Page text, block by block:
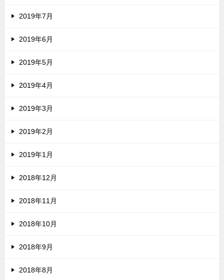
2019年7月
2019年6月
2019年5月
2019年4月
2019年3月
2019年2月
2019年1月
2018年12月
2018年11月
2018年10月
2018年9月
2018年8月